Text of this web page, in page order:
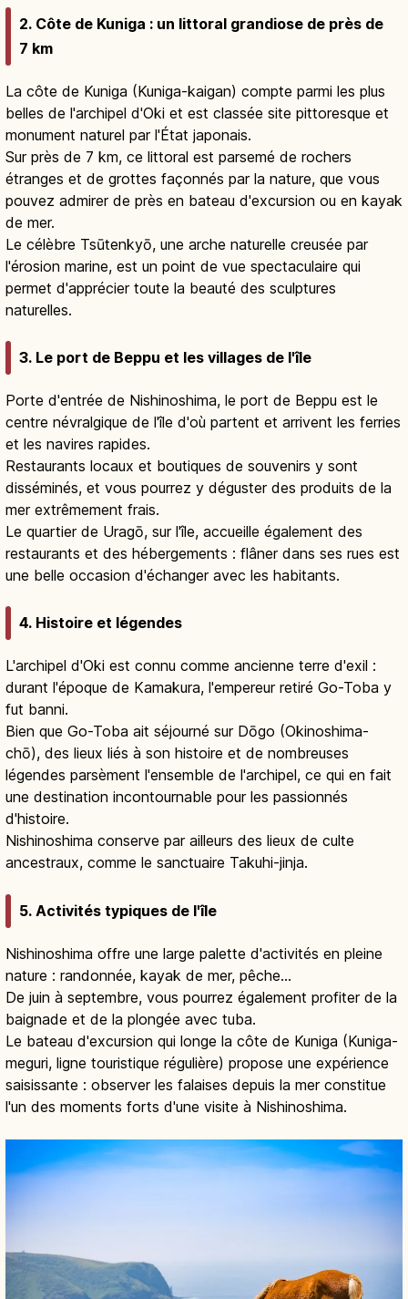
2. Côte de Kuniga : un littoral grandiose de près de
7 km
La côte de Kuniga (Kuniga-kaigan) compte parmi les plus
belles de l'archipel d'Oki et est classée site pittoresque et
monument naturel par l'État japonais.
Sur près de 7 km, ce littoral est parsemé de rochers
étranges et de grottes façonnés par la nature, que vous
pouvez admirer de près en bateau d'excursion ou en kayak
de mer.
Le célèbre Tsūtenkyō, une arche naturelle creusée par
l'érosion marine, est un point de vue spectaculaire qui
permet d'apprécier toute la beauté des sculptures
naturelles.
3. Le port de Beppu et les villages de l'île
Porte d'entrée de Nishinoshima, le port de Beppu est le
centre névralgique de l'île d'où partent et arrivent les ferries
et les navires rapides.
Restaurants locaux et boutiques de souvenirs y sont
disséminés, et vous pourrez y déguster des produits de la
mer extrêmement frais.
Le quartier de Uragō, sur l'île, accueille également des
restaurants et des hébergements : flâner dans ses rues est
une belle occasion d'échanger avec les habitants.
4. Histoire et légendes
L'archipel d'Oki est connu comme ancienne terre d'exil :
durant l'époque de Kamakura, l'empereur retiré Go-Toba y
fut banni.
Bien que Go-Toba ait séjourné sur Dōgo (Okinoshima-
chō), des lieux liés à son histoire et de nombreuses
légendes parsèment l'ensemble de l'archipel, ce qui en fait
une destination incontournable pour les passionnés
d'histoire.
Nishinoshima conserve par ailleurs des lieux de culte
ancestraux, comme le sanctuaire Takuhi-jinja.
5. Activités typiques de l'île
Nishinoshima offre une large palette d'activités en pleine
nature : randonnée, kayak de mer, pêche…
De juin à septembre, vous pourrez également profiter de la
baignade et de la plongée avec tuba.
Le bateau d'excursion qui longe la côte de Kuniga (Kuniga-
meguri, ligne touristique régulière) propose une expérience
saisissante : observer les falaises depuis la mer constitue
l'un des moments forts d'une visite à Nishinoshima.